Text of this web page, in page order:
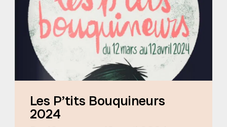
Les P’tits Bouquineurs
2024